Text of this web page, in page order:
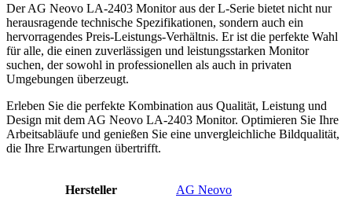
Der AG Neovo LA-2403 Monitor aus der L-Serie bietet nicht nur
herausragende technische Spezifikationen, sondern auch ein
hervorragendes Preis-Leistungs-Verhältnis. Er ist die perfekte Wahl
für alle, die einen zuverlässigen und leistungsstarken Monitor
suchen, der sowohl in professionellen als auch in privaten
Umgebungen überzeugt.
Erleben Sie die perfekte Kombination aus Qualität, Leistung und
Design mit dem AG Neovo LA-2403 Monitor. Optimieren Sie Ihre
Arbeitsabläufe und genießen Sie eine unvergleichliche Bildqualität,
die Ihre Erwartungen übertrifft.
Hersteller AG Neovo